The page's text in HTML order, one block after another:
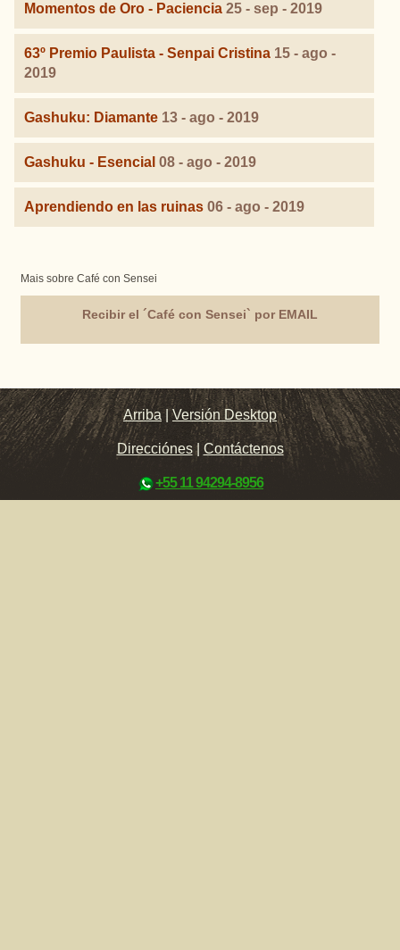
Momentos de Oro - Paciencia 25 - sep - 2019
63º Premio Paulista - Senpai Cristina 15 - ago -
2019
Gashuku: Diamante 13 - ago - 2019
Gashuku - Esencial 08 - ago - 2019
Aprendiendo en las ruinas 06 - ago - 2019
Mais sobre Café con Sensei
Recibir el ´Café con Sensei` por EMAIL
Arriba |Versión Desktop
Direcciónes| Contáctenos
+55 11 94294-8956